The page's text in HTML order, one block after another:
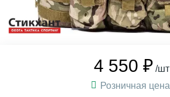
4 550 ₽ /шт
Розничная цена